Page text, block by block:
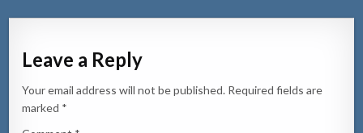
Leave a Reply
Your email address will not be published. Required fields are
marked *